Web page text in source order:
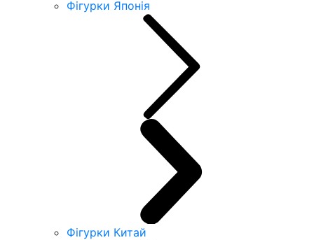
Фігурки Японія
Фігурки Китай